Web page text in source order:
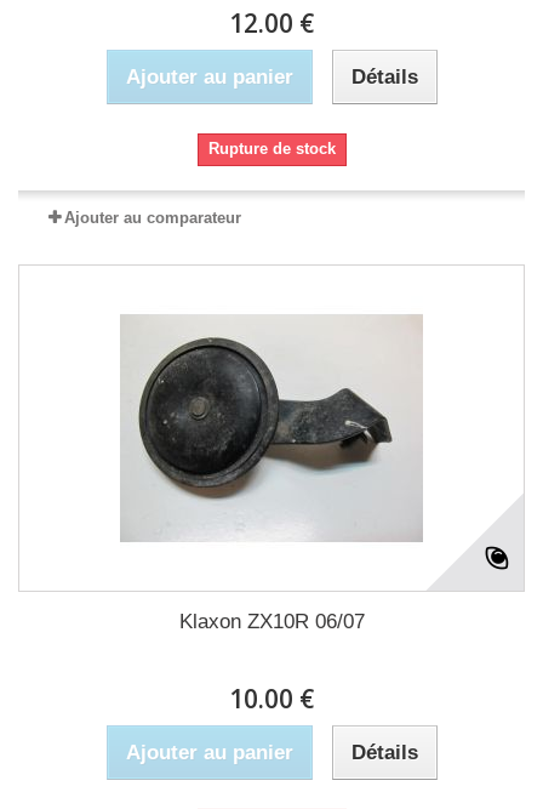
12.00 €
Ajouter au panier Détails
Rupture de stock
Ajouter au comparateur
Klaxon ZX10R 06/07
10.00 €
Ajouter au panier Détails